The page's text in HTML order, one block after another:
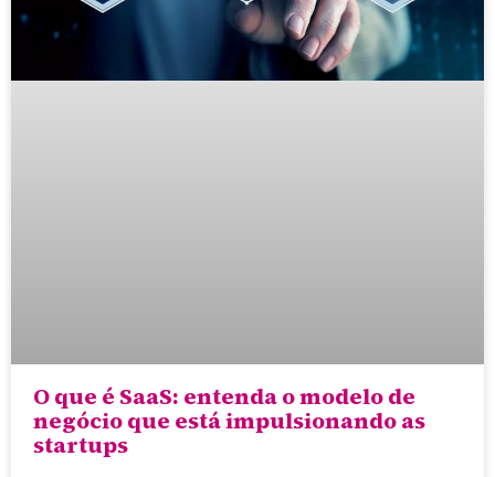
O que é SaaS: entenda o modelo de
negócio que está impulsionando as
startups